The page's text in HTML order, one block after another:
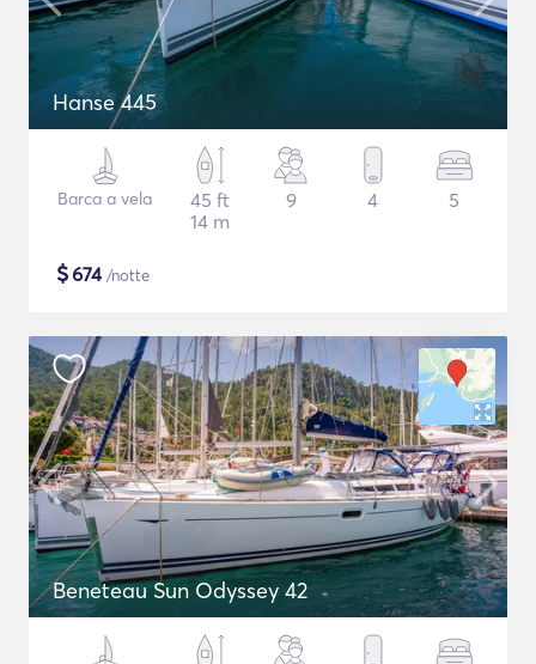
Hanse 445
Barca a vela
45 ft
14 m
9 4 5
$674/notte
Beneteau Sun Odyssey 42